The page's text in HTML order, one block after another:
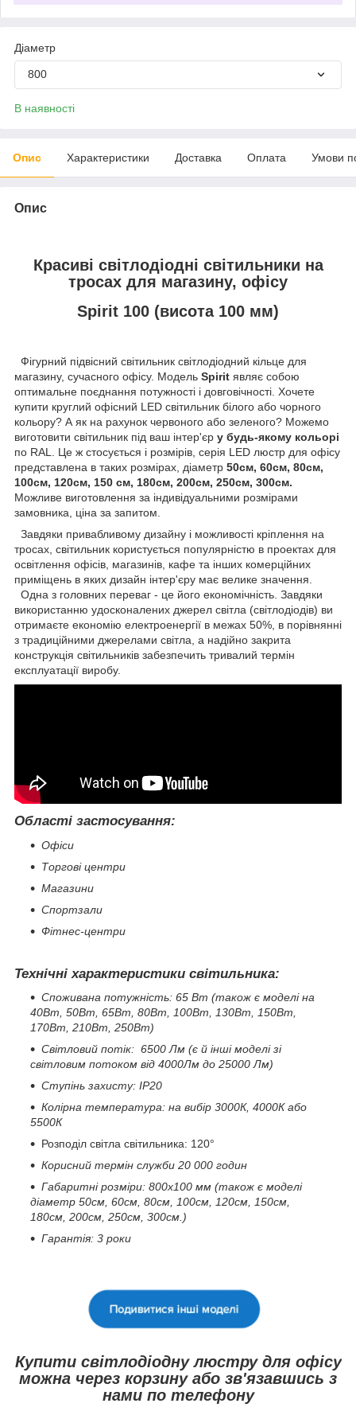
Діаметр
800
В наявності
Опис Характеристики Доставка Оплата Умови
Опис
Красиві світлодіодні світильники на
тросах для магазину, офісу
Spirit 100 (висота 100 мм)
Фігурний підвісний світильник світлодіодний кільце для
магазину, сучасного офісу. Модель Spirit являє собою
оптимальне поєднання потужності і довговічності. Хочете
купити круглий офісний LED світильник білого або чорного
кольору? А як на рахунок червоного або зеленого? Можемо
виготовити світильник під ваш інтер'єр у будь-якому кольорі
по RAL. Це ж стосується і розмірів, серія LED люстр для офісу
представлена в таких розмірах, діаметр 50см, 60см, 80см,
100см, 120см, 150 см, 180см, 200см, 250см, 300см.
Можливе виготовлення за індивідуальними розмірами
замовника, ціна за запитом.
Завдяки привабливому дизайну і можливості кріплення на
тросах, світильник користується популярністю в проектах для
освітлення офісів, магазинів, кафе та інших комерційних
приміщень в яких дизайн інтер'єру має велике значення.
Одна з головних переваг - це його економічність. Завдяки
використанню удосконалених джерел світла (світлодіодів) ви
отримаєте економію електроенергії в межах 50%, в порівнянні
з традиційними джерелами світла, а надійно закрита
конструкція світильників забезпечить тривалий термін
експлуатації виробу.
Області застосування:
Офіси
Торгові центри
Магазини
Спортзали
Фітнес-центри
Технічні характеристики світильника:
Споживана потужність: 65 Вт (також є моделі на
40Вт, 50Вт, 65Вт, 80Вт, 100Вт, 130Вт, 150Вт,
170Вт, 210Вт, 250Вт)
Світловий потік: 6500 Лм (є й інші моделі зі
світловим потоком від 4000Лм до 25000 Лм)
Ступінь захисту: IP20
Колірна температура: на вибір 3000К, 4000К або
5500К
Розподіл світла світильника: 120°
Корисний термін служби 20 000 годин
Габаритні розміри: 800х100 мм (також є моделі
діаметр 50см, 60см, 80см, 100см, 120см, 150см,
180см, 200см, 250см, 300см.)
Гарантія: 3 роки
Купити світлодіодну люстру для офісу
можна через корзину або зв'язавшись з
нами по телефону